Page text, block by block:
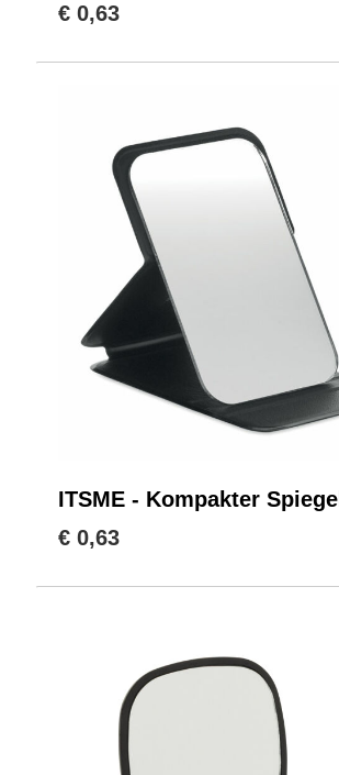
€ 0,63
ITSME - Kompakter Spiegel
€ 0,63